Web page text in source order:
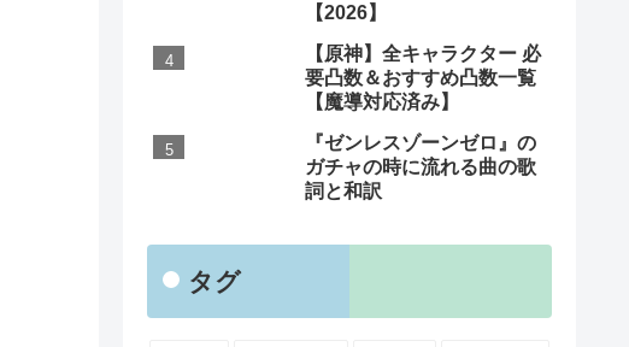
【2026】
【原神】全キャラクター 必
要凸数＆おすすめ凸数一覧
【魔導対応済み】
『ゼンレスゾーンゼロ』の
ガチャの時に流れる曲の歌
詞と和訳
タグ